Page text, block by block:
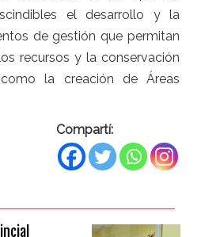
el desarrollo y la
de gestión que permitan
recursos y la conservación
la creación de Áreas
Compartí: